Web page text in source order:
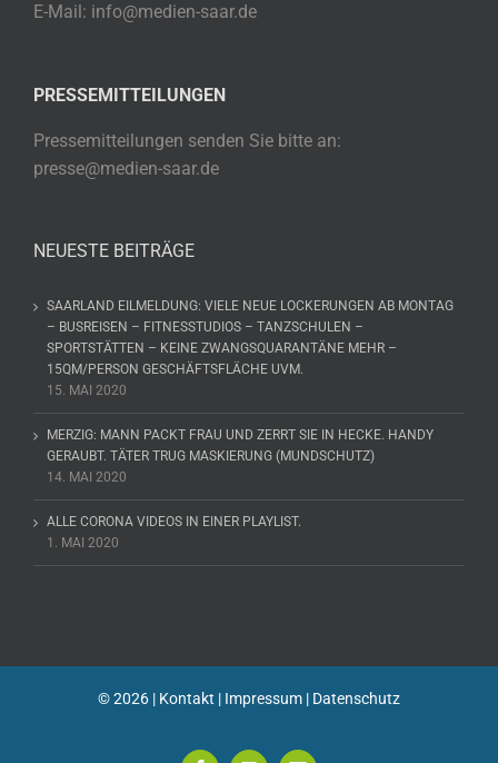
E-Mail: info@medien-saar.de
PRESSEMITTEILUNGEN
Pressemitteilungen senden Sie bitte an:
presse@medien-saar.de
NEUESTE BEITRÄGE
SAARLAND EILMELDUNG: VIELE NEUE LOCKERUNGEN AB MONTAG
– BUSREISEN – FITNESSTUDIOS – TANZSCHULEN –
SPORTSTÄTTEN – KEINE ZWANGSQUARANTÄNE MEHR –
15QM/PERSON GESCHÄFTSFLÄCHE UVM.
15. MAI 2020
MERZIG: MANN PACKT FRAU UND ZERRT SIE IN HECKE. HANDY
GERAUBT. TÄTER TRUG MASKIERUNG (MUNDSCHUTZ)
14. MAI 2020
ALLE CORONA VIDEOS IN EINER PLAYLIST.
1. MAI 2020
©2026 | Kontakt | Impressum | Datenschutz